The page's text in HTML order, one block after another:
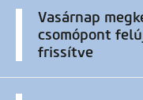
Vasárnap
csomópont
frissítve